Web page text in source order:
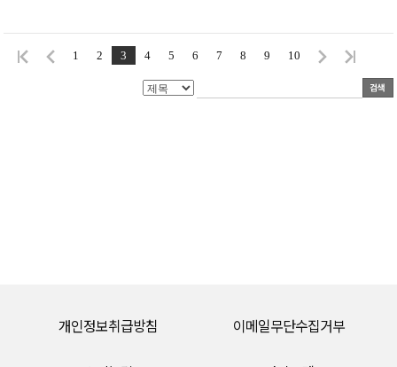
1 2 3 4 5 6 7 8 9 10
개인정보취급방침 이메일무단수집거부